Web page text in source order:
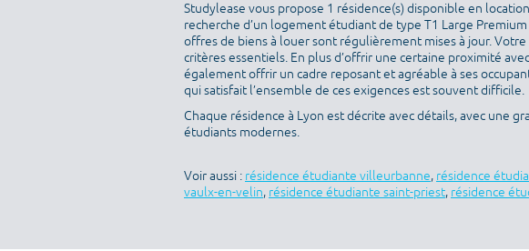
Studylease vous propose 1 résidence(s) disponible en
recherche d’un logement étudiant de type T1 Large
offres de biens à louer sont régulièrement mises à jour.
critères essentiels. En plus d’offrir une certaine proximité
également offrir un cadre reposant et agréable à ses
qui satisfait l’ensemble de ces exigences est souvent difficile.
Chaque résidence à Lyon est décrite avec détails, avec une
étudiants modernes.
Voir aussi : résidence étudiante villeurbanne, résidence
vaulx-en-velin, résidence étudiante saint-priest, résidence